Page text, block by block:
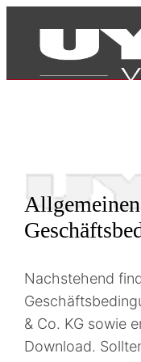
Produkte
Allgemeinen
Nachstehend
& Co. KG sowie
Download.